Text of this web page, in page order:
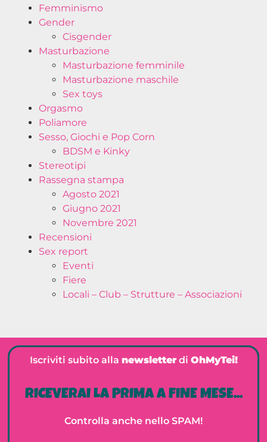
Femminismo
Gender
Cisgender
Masturbazione
Masturbazione femminile
Masturbazione maschile
Sex toys
Orgasmo
Poliamore
Sesso, Giochi e Pop Corn
BDSM e Kinky
Stereotipi
Rassegna stampa
Agosto 2021
Giugno 2021
Novembre 2021
Recensioni
Sex report
Eventi
Fiere
Locali – Club – Strutture – Associazioni
Iscriviti subito alla newsletterdi OhMyTei!
RICEVERAI LA PRIMA A FINE MESE...
Controlla anche nello SPAM!